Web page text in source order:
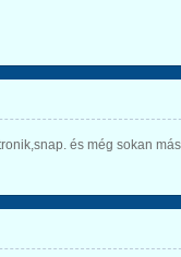
és még sokan